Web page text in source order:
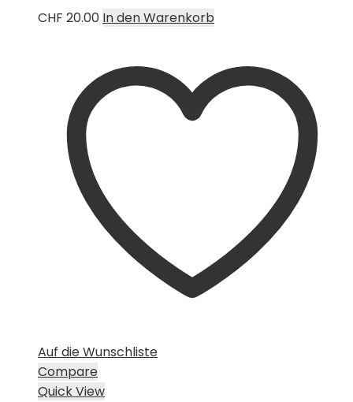
CHF 20.00 In den Warenkorb
Auf die Wunschliste
Compare
Quick View